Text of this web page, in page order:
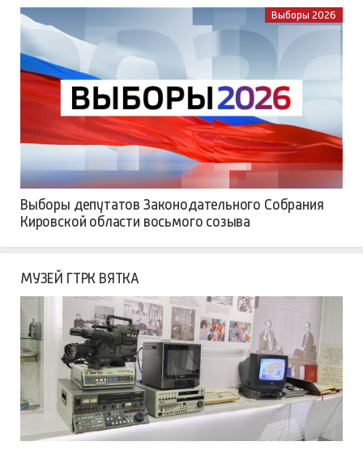
Выборы 2026
Выборы депутатов Законодательного Собрания
Кировской области восьмого созыва
МУЗЕЙ ГТРК ВЯТКА